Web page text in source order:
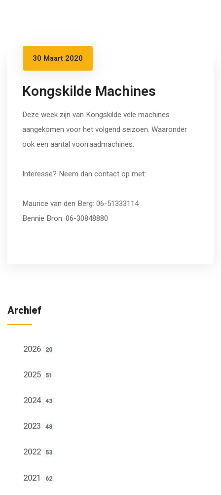
30 Maart 2020
Kongskilde Machines
Deze week zijn van Kongskilde vele machines
aangekomen voor het volgend seizoen. Waaronder
ook een aantal voorraadmachines.
Interesse? Neem dan contact op met:
Maurice van den Berg: 06-51333114
Bennie Bron: 06-30848880
Archief
2026 20
2025 51
2024 43
2023 48
2022 53
2021 62